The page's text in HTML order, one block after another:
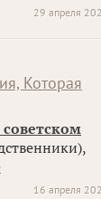
29 апреля
Которая
16 апреля